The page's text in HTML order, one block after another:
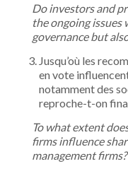
Do investors and
the ongoing
governance but
Jusqu’où les
en vote
notamment des
reproche-t-on
To what extent
firms influence
management firms?